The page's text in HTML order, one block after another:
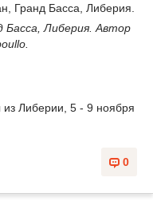
Басса, Либерия. Автор
из Либерии, 5 - 9 ноября
0